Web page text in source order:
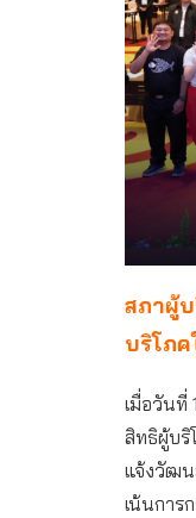
สภาผู้
บริโภ
เมื่อวันที่
สิทธิผู้บริ
แจ้งวัฒน
เน้นการ